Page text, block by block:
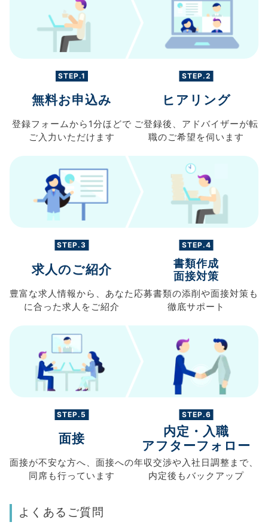
STEP.1
無料お申込み
登録フォームから 1分ほどで
ご入力 いただけます
STEP.2
ヒアリング
ご登録後、 アドバイザーが転
職のご希望を伺います
STEP.3
求人のご紹介
豊富な求人情報から、 あなた
に合った求人を ご紹介
STEP.4
書類作成
面接対策
応募書類の添削や面接対策も
徹底サポート
STEP.5
面接
面接が不安な方へ、 面接への
同席も行っています
STEP.6
内定・入職
アフターフォロー
年収交渉や入社日調整まで、
内定後もバックアップ
よくあるご質問